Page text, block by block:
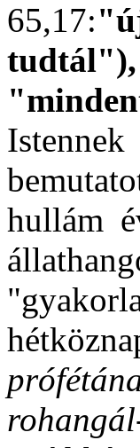
65,17:
tudtál"),
hullám